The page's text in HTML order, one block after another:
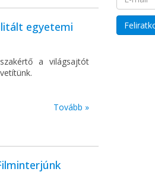
egyetemi
a világsajtót
Tovább »